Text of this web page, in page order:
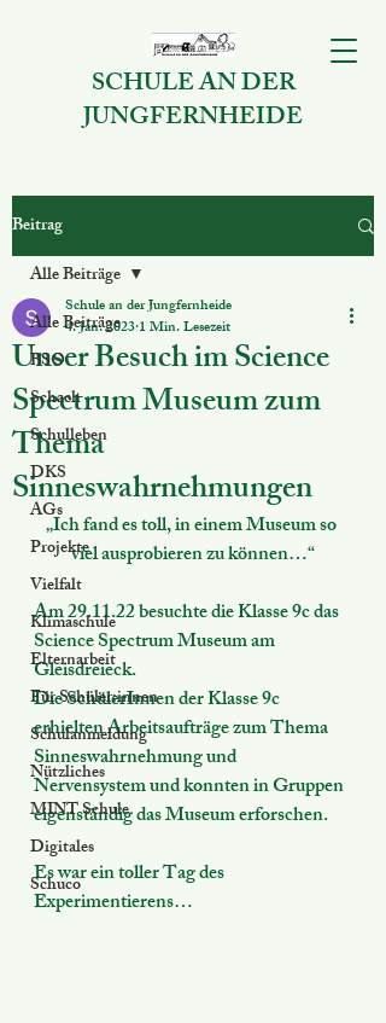
SCHULE AN DER
JUNGFERNHEIDE
Beitrag
Alle Beiträge
BSO
Schach
Schulleben
DKS
AGs
Projekte
Vielfalt
Klimaschule
Elternarbeit
Für Schüler:innen
Schulanmeldung
Nützliches
MINT Schule
Digitales
Schuco
Alle Beiträge
Unser Besuch im Science
Spectrum Museum zum
Thema
Sinneswahrnehmungen
Schule an der Jungfernheide
4. Jan. 20231 Min. Lesezeit
„Ich fand es toll, in einem Museum so
viel ausprobieren zu können…“
Am 29.11.22 besuchte die Klasse 9c das
Science Spectrum Museum am
Gleisdreieck.
Die SchülerInnen der Klasse 9c
erhielten Arbeitsaufträge zum Thema
Sinneswahrnehmung und
Nervensystem und konnten in Gruppen
eigenständig das Museum erforschen.
Es war ein toller Tag des
Experimentierens…